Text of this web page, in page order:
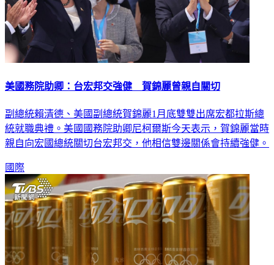
美國務院助卿：台宏邦交強健 賀錦麗曾親自關切
副總統賴清德、美國副總統賀錦麗1月底雙雙出席宏都拉斯總
統就職典禮。美國國務院助卿尼柯爾斯今天表示，賀錦麗當時
親自向宏國總統關切台宏邦交，他相信雙邊關係會持續強健。
國際